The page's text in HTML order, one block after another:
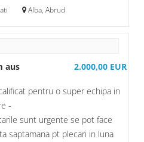
Alba, Abrud
aus 2.000,00 EUR
pentru o super echipa in
-
sunt urgente se pot face
saptamana pt plecari in luna